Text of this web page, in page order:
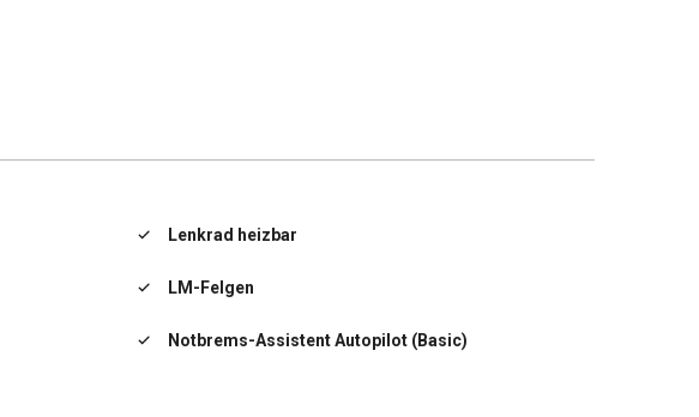
Lenkrad heizbar
LM-Felgen
Notbrems-Assistent Autopilot (Basic)